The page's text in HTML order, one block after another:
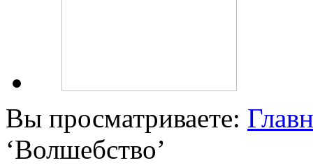
Вы просматриваете:
‘Волшебство’